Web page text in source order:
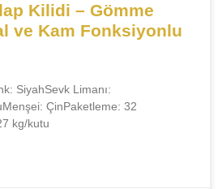
Kilidi – Gömme
ve Kam Fonksiyonlu
SiyahSevk Limanı:
ÇinPaketleme: 32
kg/kutu